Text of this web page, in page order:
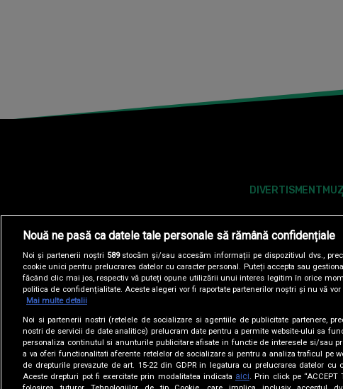
DIVERTISMENT
POLITICA DE COOKIESPOLITICA DE
SITE-URI ANTENA GROUPA1.ROANTENASTARS.RO
Nouă ne pasă ca datele tale personale să rămână confidențiale
Noi și partenerii noștri 589stocăm și/sau accesăm informații pe dispozitivul dvs.,
cookie unici pentru prelucrarea datelor cu caracter personal. Puteți accepta sau
făcând clic mai jos, respectiv vă puteți opune utilizării unui interes legitim în orice
politica de confidențialitate. Aceste alegeri vor fi raportate partenerilor noștri și nu vă vor
Mai multe detalii
Noi si partenerii nostri (retelele de socializare si agentiile de publicitate partenere,
nostri de servicii de date analitice) prelucram date pentru a permite website-ului sa
personaliza continutul si anunturile publicitare afisate in functie de interesele si/sau
a va oferi functionalitati aferente retelelor de socializare si pentru a analiza traficul pe
de drepturile prevazute de art. 15-22 din GDPR in legatura cu prelucrarea datelor cu
Aceste drepturi pot fi exercitate prin modalitatea indicata aici. Prin click pe “ACCEPT